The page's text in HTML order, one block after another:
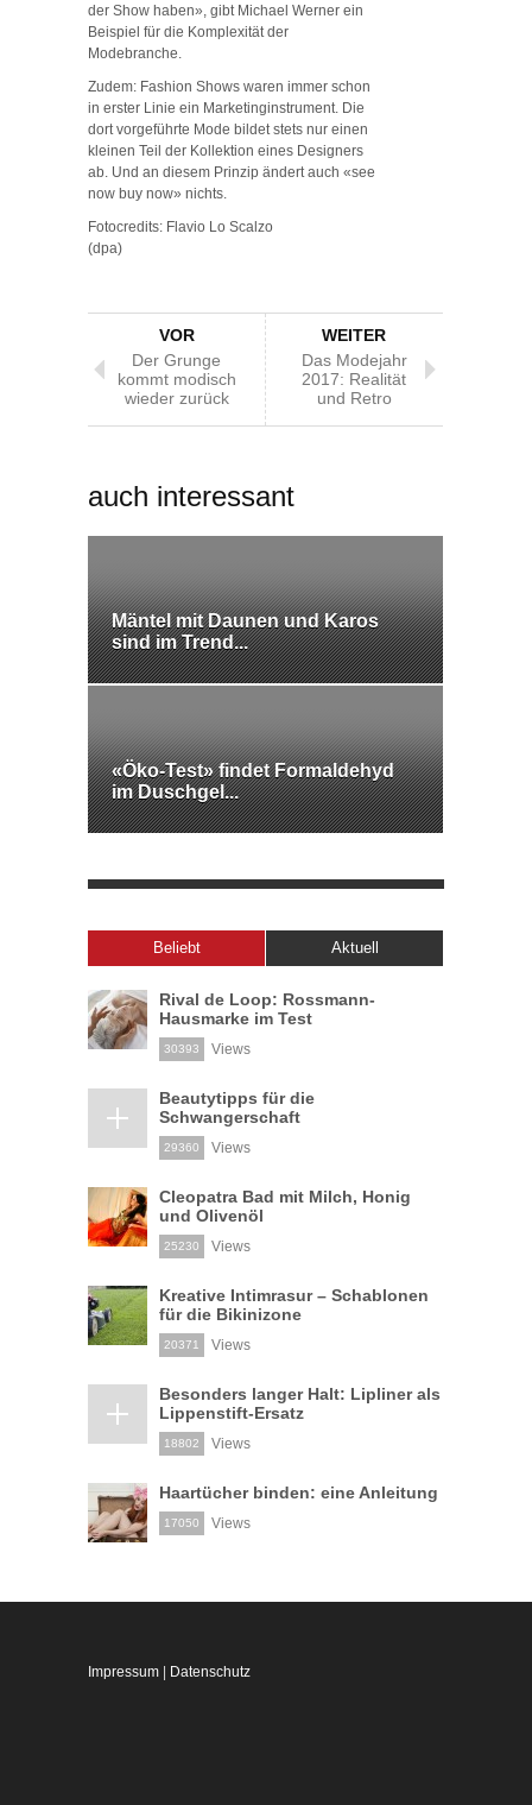
der Show haben», gibt Michael Werner ein
Beispiel für die Komplexität der
Modebranche.
Zudem: Fashion Shows waren immer schon
in erster Linie ein Marketinginstrument. Die
dort vorgeführte Mode bildet stets nur einen
kleinen Teil der Kollektion eines Designers
ab. Und an diesem Prinzip ändert auch «see
now buy now» nichts.
Fotocredits: Flavio Lo Scalzo
(dpa)
VOR
Der Grunge
kommt modisch
wieder zurück
WEITER
Das Modejahr
2017: Realität
und Retro
auch interessant
Mäntel mit Daunen und Karos
sind im Trend...
«Öko-Test» findet Formaldehyd
im Duschgel...
Beliebt Aktuell
Rival de Loop: Rossmann-
Hausmarke im Test
30393 Views
Beautytipps für die
Schwangerschaft
29360 Views
Cleopatra Bad mit Milch, Honig
und Olivenöl
25230 Views
Kreative Intimrasur – Schablonen
für die Bikinizone
20371 Views
Besonders langer Halt: Lipliner als
Lippenstift-Ersatz
18802 Views
Haartücher binden: eine Anleitung
17050 Views
Impressum | Datenschutz